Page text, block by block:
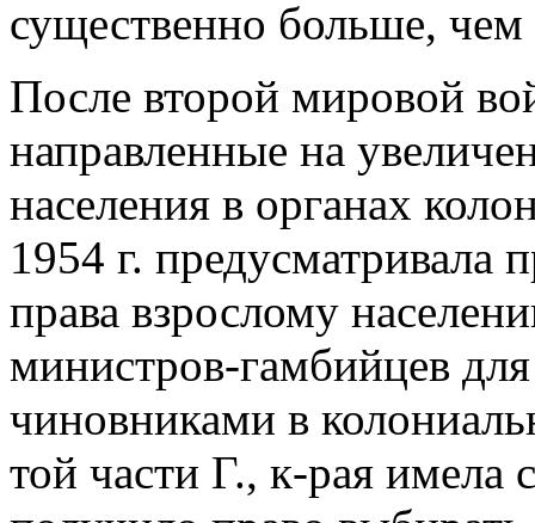
существенно больше, чем
После второй мировой
направленные на
населения в органах
1954 г. предусматривала
права взрослому
министров-гамбийцев
чиновниками в
той части Г., к-рая имела